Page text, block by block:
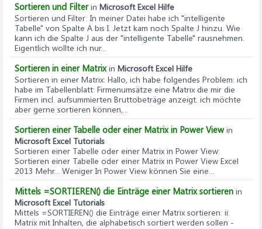
Sortieren und Filterin Microsoft Excel Hilfe
Sortieren und Filter: In meiner Datei habe ich "intelligente
Tabelle" von Spalte A bis I. Jetzt kam noch Spalte J hinzu. Wie
kann ich die Spalte J aus der "intelligente Tabelle" rausnehmen.
Eigentlich wollte ich nur...
Sortieren in einer Matrixin Microsoft Excel Hilfe
Sortieren in einer Matrix: Hallo, ich habe folgendes Problem: ich
habe im Tabellenblatt: Firmenumsätze eine Matrix die mir die
Firmen incl. aufsummierten Bruttobeträge anzeigt. ich möchte
aber gerne sortieren können,...
Sortieren einer Tabelle oder einer Matrix in Power Viewin
Microsoft Excel Tutorials
Sortieren einer Tabelle oder einer Matrix in Power View:
Sortieren einer Tabelle oder einer Matrix in Power View Excel
2013 Mehr... Weniger In Power View können Sie eine...
Mittels =SORTIEREN() die Einträge einer Matrix sortieren in
Microsoft Excel Tutorials
Mittels =SORTIEREN() die Einträge einer Matrix sortieren: ii:
Matrix mit Inhalten, die alphabetisch sortiert werden sollen -